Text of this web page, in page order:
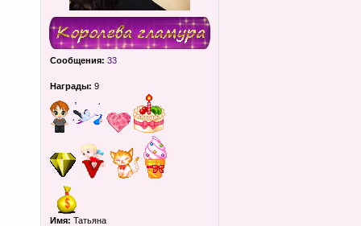
Сообщения: 33
Награды: 9
Имя: Татьяна